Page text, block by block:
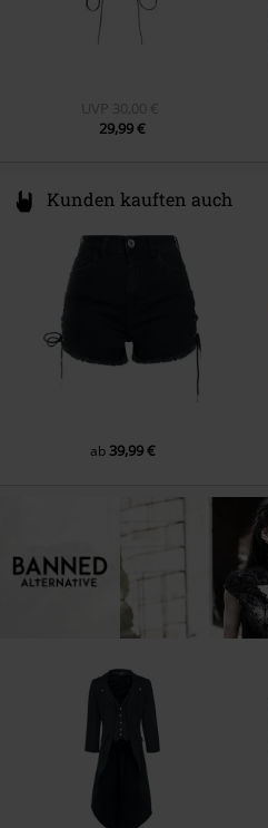
UVP 30,00 €
29,99 €
Kunden kauften auch
ab39,99 €